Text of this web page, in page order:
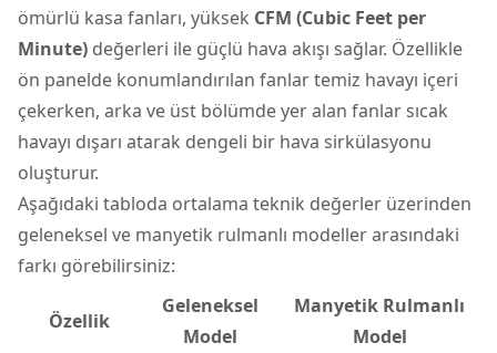
ömürlü kasa fanları, yüksek CFM (Cubic Feet per
Minute) değerleri ile güçlü hava akışı sağlar. Özellikle
ön panelde konumlandırılan fanlar temiz havayı içeri
çekerken, arka ve üst bölümde yer alan fanlar sıcak
havayı dışarı atarak dengeli bir hava sirkülasyonu
oluşturur.
Aşağıdaki tabloda ortalama teknik değerler üzerinden
geleneksel ve manyetik rulmanlı modeller arasındaki
farkı görebilirsiniz:
Özellik
Geleneksel
Model
Manyetik Rulmanlı
Model